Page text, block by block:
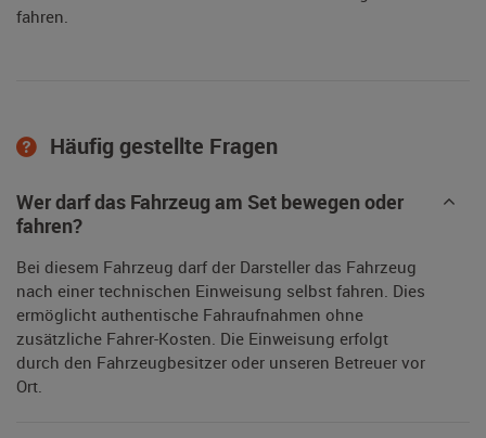
fahren.
Häufig gestellte Fragen
Wer darf das Fahrzeug am Set bewegen oder
fahren?
Bei diesem Fahrzeug darf der Darsteller das Fahrzeug
nach einer technischen Einweisung selbst fahren. Dies
ermöglicht authentische Fahraufnahmen ohne
zusätzliche Fahrer-Kosten. Die Einweisung erfolgt
durch den Fahrzeugbesitzer oder unseren Betreuer vor
Ort.